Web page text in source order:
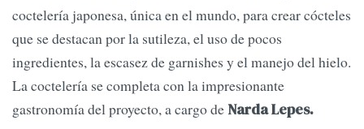
coctelería japonesa, única en el mundo, para crear cócteles
que se destacan por la sutileza, el uso de pocos
ingredientes, la escasez de garnishes y el manejo del hielo.
La coctelería se completa con la impresionante
gastronomía del proyecto, a cargo deNarda Lepes.